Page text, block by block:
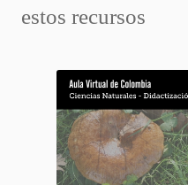
estos recursos